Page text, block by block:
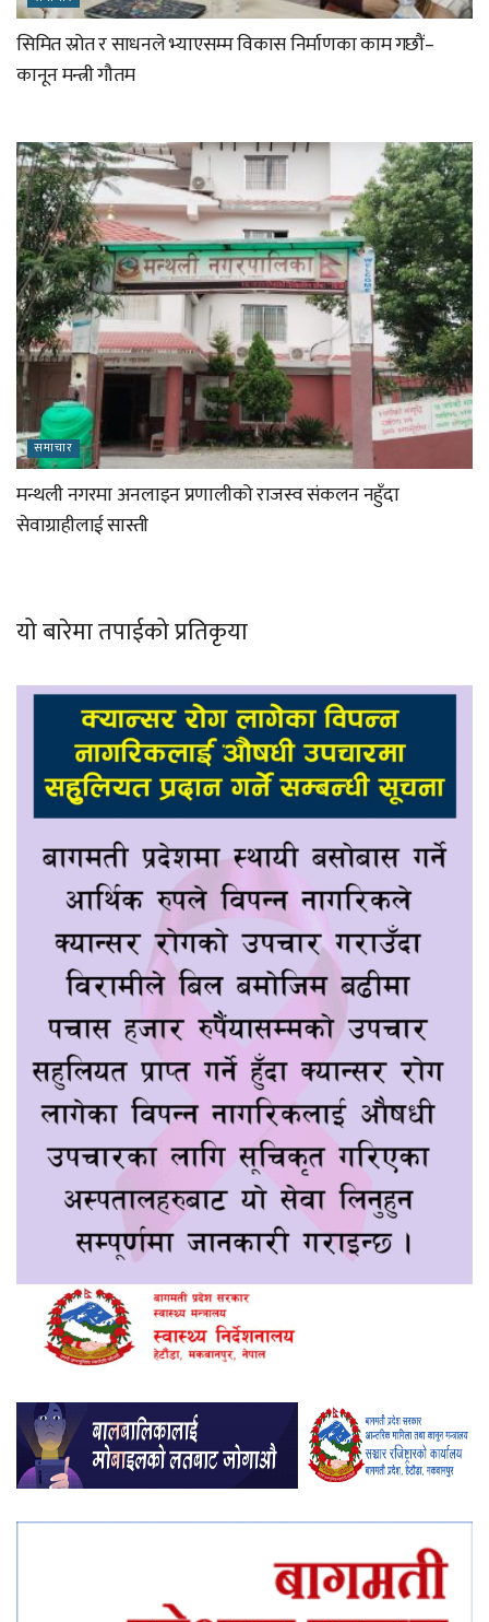
सिमित स्रोत र साधनले भ्याएसम्म विकास निर्माणका काम गछौं–
कानून मन्त्री गौतम
समाचार
मन्थली नगरमा अनलाइन प्रणालीको राजस्व संकलन नहुँदा
सेवाग्राहीलाई सास्ती
यो बारेमा तपाईको प्रतिकृया